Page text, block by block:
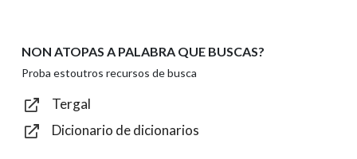
Texto de verificación
NON ATOPAS A PALABRA QUE BUSCAS?
Proba estoutros recursos de busca
Tergal
Dicionario de dicionarios